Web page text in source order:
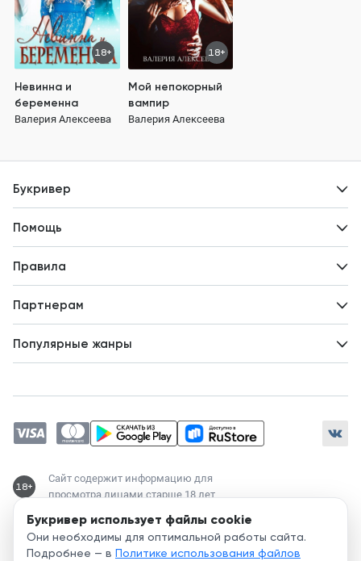
Букривер использует файлы cookie
Они необходимы для оптимальной работы сайта.
Подробнее — в Политике использования файлов
18+
Невинна и
беременна
Валерия Алексеева
18+
Мой непокорный
вампир
Валерия Алексеева
Букривер
Новости
Помощь
Правила
Партнерам
Популярные жанры
Магические академии
Современный любовный роман
Любовное фэнтези
18+
Сайт содержит информацию для
просмотра лицами старше 18 лет
Служба поддержки:
support@bookriver.ru